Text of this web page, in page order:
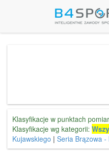
Klasyfikacje w punktach
Klasyfikacje wg kategorii:
Kujawskiego | Seria Brązowa -